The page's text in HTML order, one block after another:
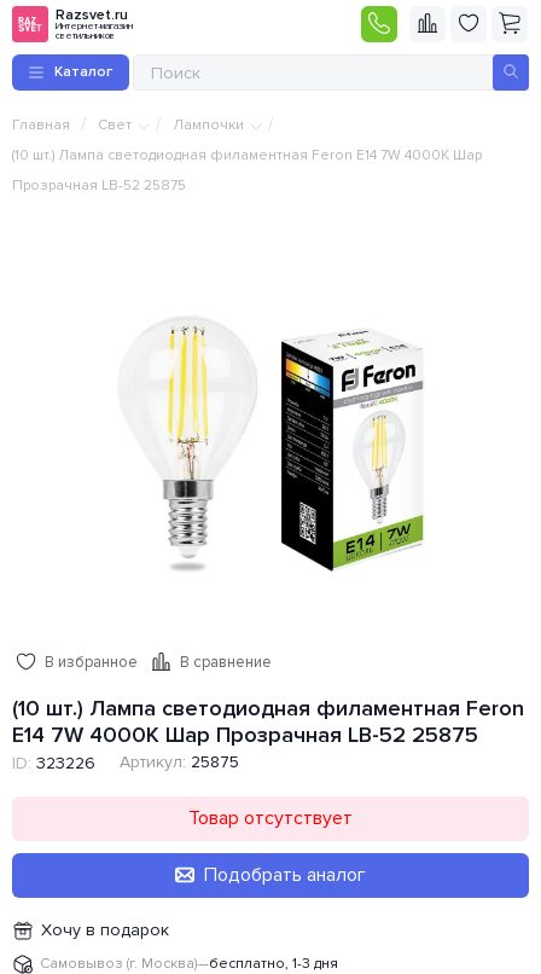
Razsvet.ru
Интернет-магазин
светильников
Каталог
Главная / Свет / Лампочки /
(10 шт.) Лампа светодиодная филаментная Feron E14 7W 4000K Шар
Прозрачная LB-52 25875
В избранное В сравнение
(10 шт.) Лампа светодиодная филаментная Feron
E14 7W 4000K Шар Прозрачная LB-52 25875
ID: 323226 Артикул: 25875
Товар отсутствует
Подобрать аналог
Хочу в подарок
Самовывоз (г. Москва)—бесплатно, 1-3 дня